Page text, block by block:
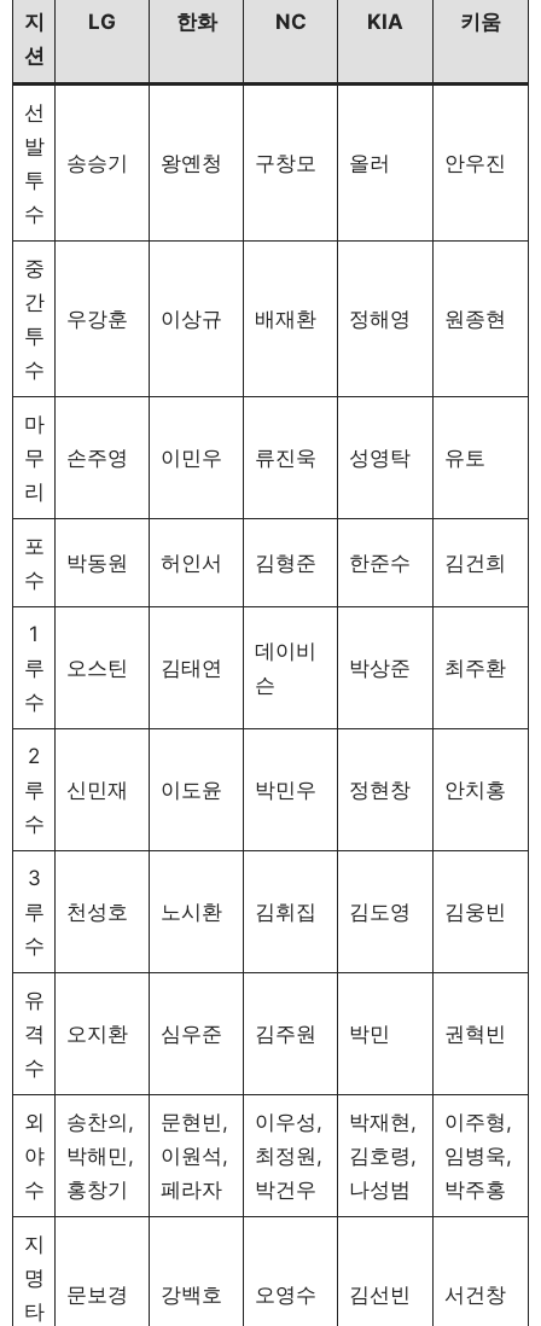
지
션
LG 한화 NC KIA 키움
선
발
투
수
송승기 왕옌청 구창모 올러 안우진
중
간
투
수
우강훈 이상규 배재환 정해영 원종현
마
무
리
손주영 이민우 류진욱 성영탁 유토
포
수
박동원 허인서 김형준 한준수 김건희
1
루
수
오스틴 김태연
데이비
슨
박상준 최주환
2
루
수
신민재 이도윤 박민우 정현창 안치홍
3
루
수
천성호 노시환 김휘집 김도영 김웅빈
유
격
수
오지환 심우준 김주원 박민 권혁빈
외
야
수
송찬의,
박해민,
홍창기
문현빈,
이원석,
페라자
이우성,
최정원,
박건우
박재현,
김호령,
나성범
이주형,
임병욱,
박주홍
지
명
타
문보경 강백호 오영수 김선빈 서건창